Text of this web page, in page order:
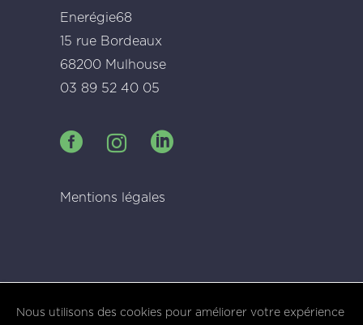
Enerégie68
15 rue Bordeaux
68200 Mulhouse
03 89 52 40 05
Mentions légales
KAREDESS - Création
Nous utilisons des cookies pour améliorer votre expérience